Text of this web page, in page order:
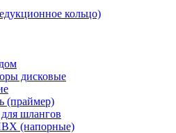
кольцо)
дисковые
(праймер)
шлангов
(напорные)